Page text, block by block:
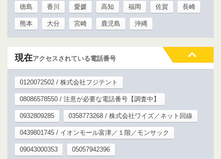
徳島 香川 愛媛 高知 福岡 佐賀 長崎
熊本 大分 宮崎 鹿児島 沖縄
現在アクセスされている電話番号
0120072502 / 株式会社フジテント
08086578550 / 注意が必要な電話番号【調査中】
0932809285 0358773268 / 株式会社ワイズ／ネット回線
0439801745 / イオンモール富津／１階／モンサック
09043000353 05057942396